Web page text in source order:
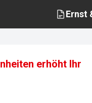
Ernst
erhöht Ihr